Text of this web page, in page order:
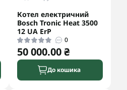
Котел електричний
Bosch Tronic Heat 3500
12 UA ErP
0
50 000.00 ₴
До кошика